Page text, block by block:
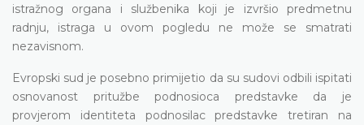
istražnog organa i službenika koji je izvršio predmetnu
radnju, istraga u ovom pogledu ne može se smatrati
nezavisnom.
Evropski sud je posebno primijetio da su sudovi odbili ispitati
osnovanost pritužbe podnosioca predstavke da je
provjerom identiteta podnosilac predstavke tretiran na